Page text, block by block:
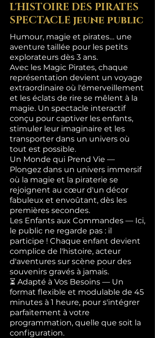
L'HISTOIRE DES PIRATES
SPECTACLE jeune public
Humour, magie et pirates… une
aventure taillée pour les petits
explorateurs dès 3 ans.
Avec les Magic Pirates, chaque
représentation devient un voyage
extraordinaire où l'émerveillement
et les éclats de rire se mêlent à la
magie. Un spectacle interactif
conçu pour captiver les enfants,
stimuler leur imaginaire et les
transporter dans un univers où
tout est possible.
Un Monde qui Prend Vie —
Plongez dans un univers immersif
où la magie et la piraterie se
rejoignent au cœur d'un décor
fabuleux et envoûtant, dès les
premières secondes.
Les Enfants aux Commandes — Ici,
le public ne regarde pas : il
participe ! Chaque enfant devient
complice de l'histoire, acteur
d'aventures sur scène pour des
souvenirs gravés à jamais.
⏳ Adapté à Vos Besoins — Un
format flexible et modulable de 45
minutes à 1 heure, pour s'intégrer
parfaitement à votre
programmation, quelle que soit la
configuration.